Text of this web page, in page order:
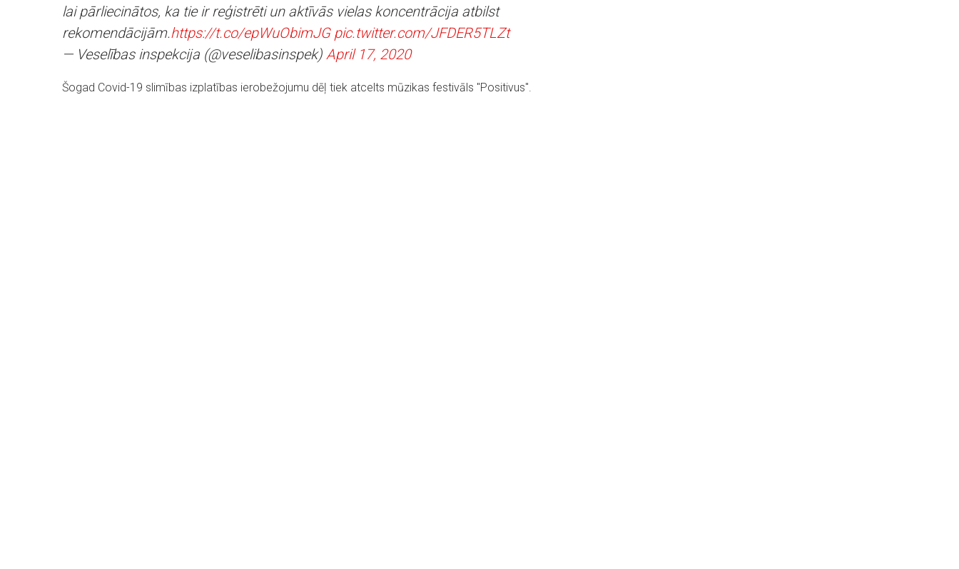
lai pārliecinātos, ka tie ir reģistrēti un aktīvās vielas koncentrācija atbilst
rekomendācijām.https://t.co/epWuObimJG pic.twitter.com/JFDER5TLZt
— Veselības inspekcija (@veselibasinspek) April 17, 2020
Šogad Covid-19 slimības izplatības ierobežojumu dēļ tiek atcelts mūzikas festivāls "Positivus".